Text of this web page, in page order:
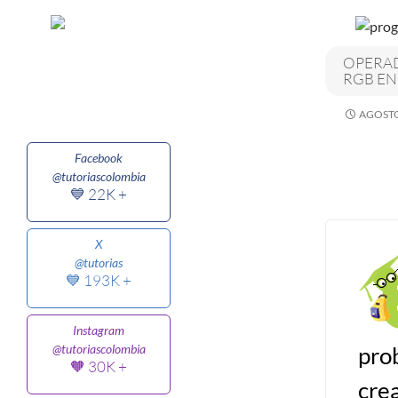
Ξ Operadores de relación Ξ
Variables Ξ Estructura de un
algoritmo Ξ Expresiones aritméticas
Ξ Enunciado lectura/escritura Ξ
Enunciado de decisión (sentencias
condicionales) Ξ Estructuras
repetitivas (ciclo para, ciclo mientras,
ciclo haga-mientras) Ξ Ejercicios.
RGB
Facebook
@tutoriascolombia
💙 22K +
X
@tutorias
💙 193K +
Instagram
@tutoriascolombia
🧡 30K +